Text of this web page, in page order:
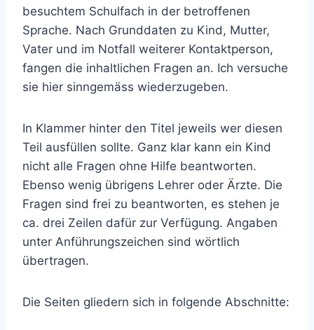
besuchtem Schulfach in der betroffenen
Sprache. Nach Grunddaten zu Kind, Mutter,
Vater und im Notfall weiterer Kontaktperson,
fangen die inhaltlichen Fragen an. Ich versuche
sie hier sinngemäss wiederzugeben.
In Klammer hinter den Titel jeweils wer diesen
Teil ausfüllen sollte. Ganz klar kann ein Kind
nicht alle Fragen ohne Hilfe beantworten.
Ebenso wenig übrigens Lehrer oder Ärzte. Die
Fragen sind frei zu beantworten, es stehen je
ca. drei Zeilen dafür zur Verfügung. Angaben
unter Anführungszeichen sind wörtlich
übertragen.
Die Seiten gliedern sich in folgende Abschnitte: